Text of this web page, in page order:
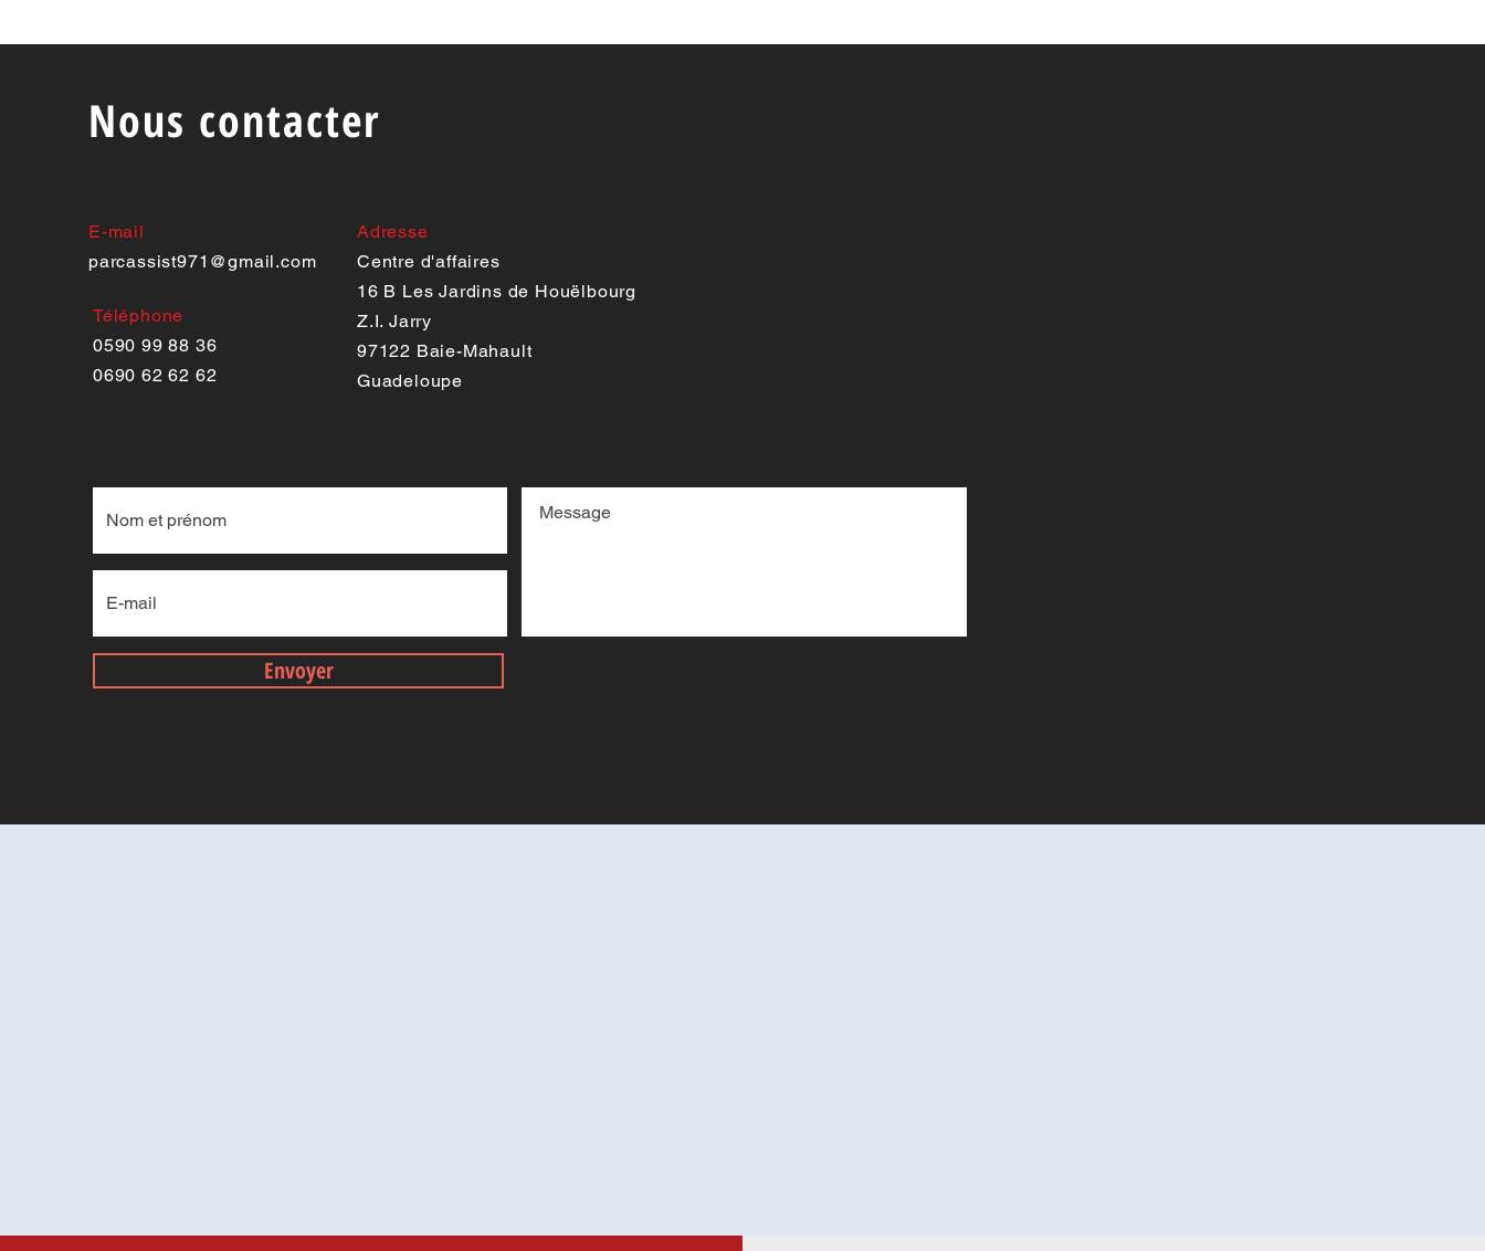
Nous contacter
E-mail
parcassist971@gmail.com
Téléphone
0590 99 88 36
0690 62 62 62
Adresse
Centre d'affaires
16 B Les Jardins de Houëlbourg
Z.I. Jarry
97122 Baie-Mahault
Guadeloupe
Envoyer